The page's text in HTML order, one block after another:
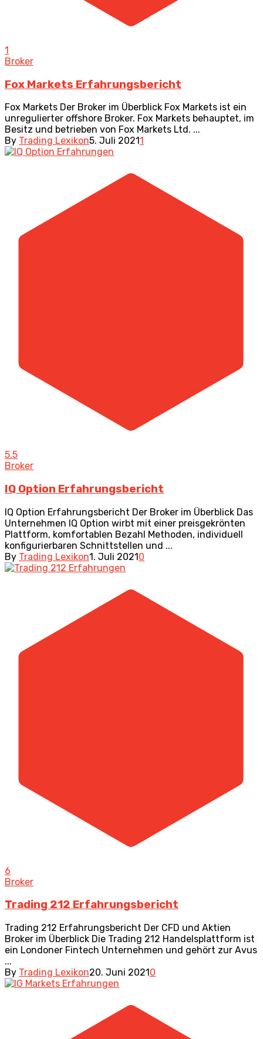
1
Broker
Fox Markets Erfahrungsbericht
Fox Markets Der Broker im Überblick Fox Markets ist ein
unregulierter offshore Broker. Fox Markets behauptet, im
Besitz und betrieben von Fox Markets Ltd. ...
By Trading Lexikon5. Juli 20211
5.5
Broker
IQ Option Erfahrungsbericht
IQ Option Erfahrungsbericht Der Broker im Überblick Das
Unternehmen IQ Option wirbt mit einer preisgekrönten
Plattform, komfortablen Bezahl Methoden, individuell
konfigurierbaren Schnittstellen und ...
By Trading Lexikon1. Juli 20210
6
Broker
Trading 212 Erfahrungsbericht
Trading 212 Erfahrungsbericht Der CFD und Aktien
Broker im Überblick Die Trading 212 Handelsplattform ist
ein Londoner Fintech Unternehmen und gehört zur Avus
...
By Trading Lexikon20. Juni 2021 0